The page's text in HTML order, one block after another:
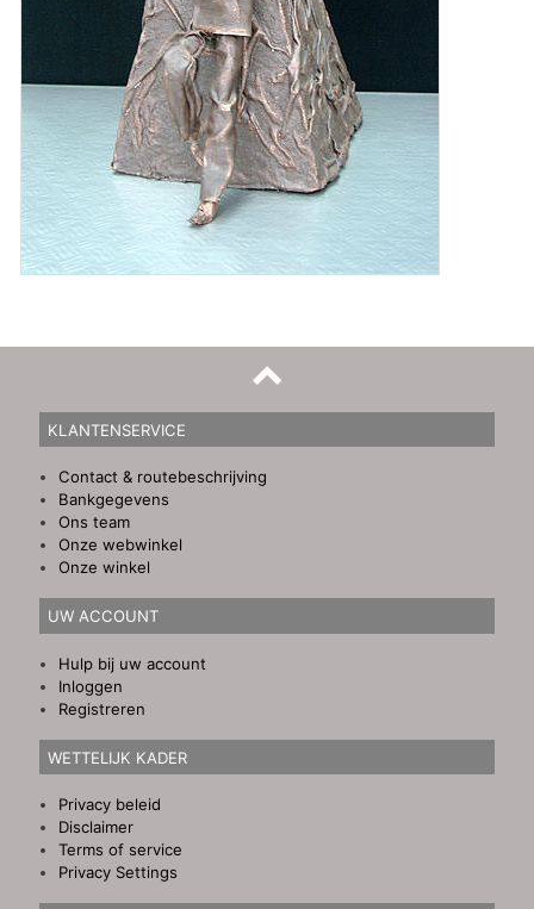
KLANTENSERVICE
Contact & routebeschrijving
Bankgegevens
Ons team
Onze webwinkel
Onze winkel
UW ACCOUNT
Hulp bij uw account
Inloggen
Registreren
WETTELIJK KADER
Privacy beleid
Disclaimer
Terms of service
Privacy Settings